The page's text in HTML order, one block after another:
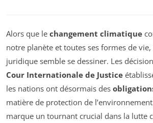
Alors que le changement climatique
notre planète et toutes ses formes de
juridique semble se dessiner. Les
Cour Internationale de Justice
les nations ont désormais des
matière de protection de
marque un tournant crucial dans la lutte